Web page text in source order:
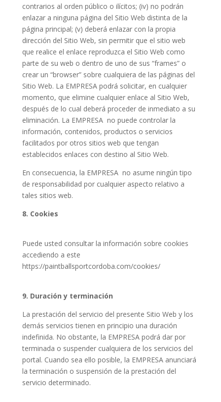
contrarios al orden público o ilícitos; (iv) no podrán
enlazar a ninguna página del Sitio Web distinta de la
página principal; (v) deberá enlazar con la propia
dirección del Sitio Web, sin permitir que el sitio web
que realice el enlace reproduzca el Sitio Web como
parte de su web o dentro de uno de sus “frames” o
crear un “browser” sobre cualquiera de las páginas del
Sitio Web. La EMPRESA podrá solicitar, en cualquier
momento, que elimine cualquier enlace al Sitio Web,
después de lo cual deberá proceder de inmediato a su
eliminación. La EMPRESA no puede controlar la
información, contenidos, productos o servicios
facilitados por otros sitios web que tengan
establecidos enlaces con destino al Sitio Web.
En consecuencia, la EMPRESA no asume ningún tipo
de responsabilidad por cualquier aspecto relativo a
tales sitios web.
8. Cookies
Puede usted consultar la información sobre cookies
accediendo a este
https://paintballsportcordoba.com/cookies/
9. Duración y terminación
La prestación del servicio del presente Sitio Web y los
demás servicios tienen en principio una duración
indefinida. No obstante, la EMPRESA podrá dar por
terminada o suspender cualquiera de los servicios del
portal. Cuando sea ello posible, la EMPRESA anunciará
la terminación o suspensión de la prestación del
servicio determinado.